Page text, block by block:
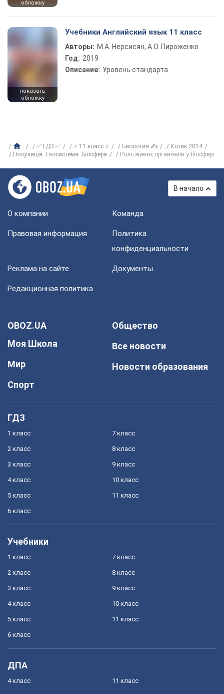
обложку
показать
обложку
Учебники Английский язык 11 класс
Авторы: М.А. Нерсисян, А.О. Пироженко
Год: 2019
Описание: Уровень стандарта
✅ ГДЗ ✅ ⚡ 11 класс ⚡ Биология ✍
Котик 2014
Популяція. Екосистема. Біосфера
Роль живих організмів у біосфері
В начало
О компании Команда
Правовая информация
Политика
конфиденциальности
Реклама на сайте Документы
Редакционная политика
OBOZ.UA
Моя Школа
Мир
Спорт
Общество
Все новости
Новости образования
ГДЗ
1 класс
2 класс
3 класс
4 класс
5 класс
6 класс
7 класс
8 класс
9 класс
10 класс
11 класс
Учебники
1 класс
2 класс
3 класс
4 класс
5 класс
6 класс
7 класс
8 класс
9 класс
10 класс
11 класс
ДПА
4 класс 11 класс